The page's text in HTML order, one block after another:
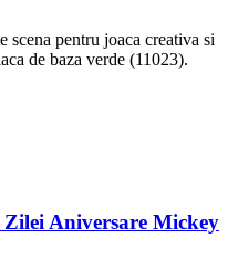
scena pentru joaca creativa si
de baza verde (11023).
Aniversare Mickey